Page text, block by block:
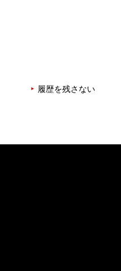
履歴を残さない